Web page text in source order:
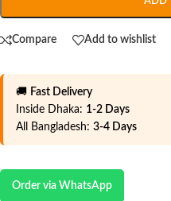
Compare Add to wishlist
🚚 Fast Delivery
Inside Dhaka: 1-2 Days
All Bangladesh: 3-4 Days
Order via WhatsApp